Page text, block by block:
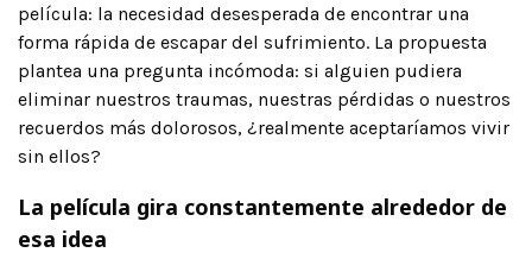
película: la necesidad desesperada de encontrar una
forma rápida de escapar del sufrimiento. La propuesta
plantea una pregunta incómoda: si alguien pudiera
eliminar nuestros traumas, nuestras pérdidas o nuestros
recuerdos más dolorosos, ¿realmente aceptaríamos vivir
sin ellos?
La película gira constantemente alrededor de
esa idea